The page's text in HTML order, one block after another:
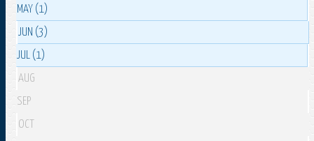
MAY (1)
JUN (3)
JUL (1)
AUG
SEP
OCT